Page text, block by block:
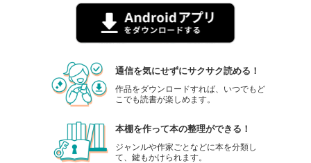
通信を気にせずにサクサク読める！
作品をダウンロードすれば、いつでもど
こでも読書が楽しめます。
本棚を作って本の整理ができる！
ジャンルや作家ごとなどに本を分類し
て、鍵もかけられます。